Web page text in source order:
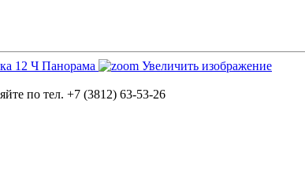
Увеличить изображение
по тел. +7 (3812) 63-53-26